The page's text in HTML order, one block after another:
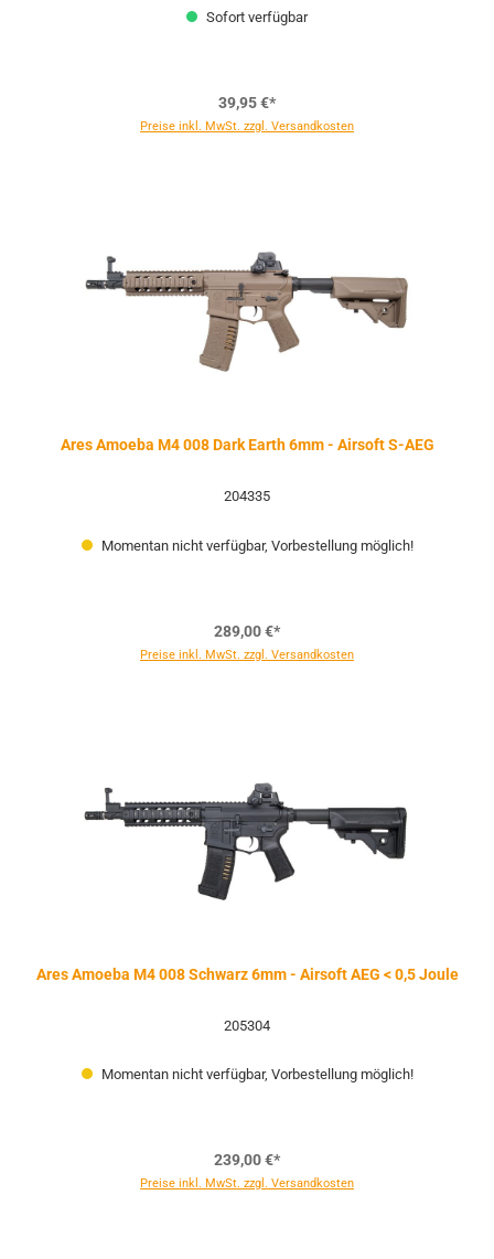
Sofort verfügbar
39,95 €*
Preise inkl. MwSt. zzgl. Versandkosten
Ares Amoeba M4 008 Dark Earth 6mm - Airsoft S-AEG
204335
Momentan nicht verfügbar, Vorbestellung möglich!
289,00 €*
Preise inkl. MwSt. zzgl. Versandkosten
Ares Amoeba M4 008 Schwarz 6mm - Airsoft AEG < 0,5 Joule
205304
Momentan nicht verfügbar, Vorbestellung möglich!
239,00 €*
Preise inkl. MwSt. zzgl. Versandkosten